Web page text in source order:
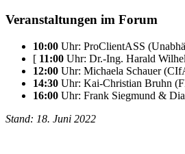
Veranstaltungen im Forum
10:00 Uhr: ProClientASS
[ 11:00 Uhr: Dr.-Ing. Harald
12:00 Uhr: Michaela Schauer
14:30 Uhr: Kai-Christian Bruhn
16:00 Uhr: Frank Siegmund &
Stand: 18. Juni 2022